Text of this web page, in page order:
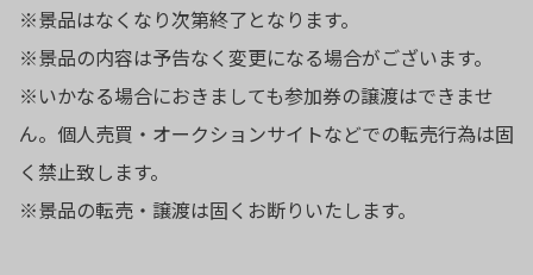
※景品はなくなり次第終了となります。
※景品の内容は予告なく変更になる場合がございます。
※いかなる場合におきましても参加券の譲渡はできませ
ん。個人売買・オークションサイトなどでの転売行為は固
く禁止致します。
※景品の転売・譲渡は固くお断りいたします。